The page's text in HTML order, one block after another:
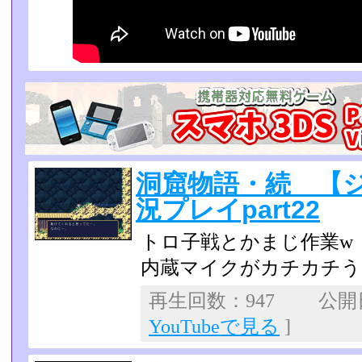
洞窟物語・続 【
況プレイpart22
トロ子戦とかまじ作業w
内蔵マイクがカチカチ
再生回数：947 公
YouTubeで見る ]